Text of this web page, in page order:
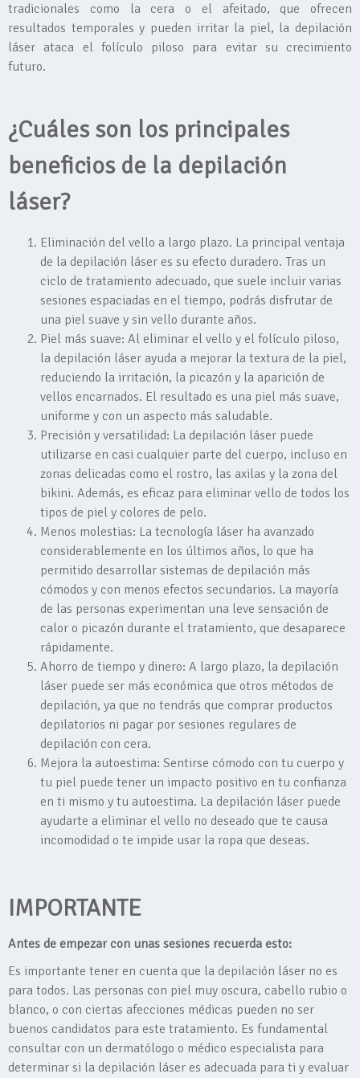
tradicionales como la cera o el afeitado, que ofrecen
resultados temporales y pueden irritar la piel, la depilación
láser ataca el folículo piloso para evitar su crecimiento
futuro.
¿Cuáles son los principales
beneficios de la depilación
láser?
Eliminación del vello a largo plazo. La principal ventaja
de la depilación láser es su efecto duradero. Tras un
ciclo de tratamiento adecuado, que suele incluir varias
sesiones espaciadas en el tiempo, podrás disfrutar de
una piel suave y sin vello durante años.
Piel más suave: Al eliminar el vello y el folículo piloso,
la depilación láser ayuda a mejorar la textura de la piel,
reduciendo la irritación, la picazón y la aparición de
vellos encarnados. El resultado es una piel más suave,
uniforme y con un aspecto más saludable.
Precisión y versatilidad: La depilación láser puede
utilizarse en casi cualquier parte del cuerpo, incluso en
zonas delicadas como el rostro, las axilas y la zona del
bikini. Además, es eficaz para eliminar vello de todos los
tipos de piel y colores de pelo.
Menos molestias: La tecnología láser ha avanzado
considerablemente en los últimos años, lo que ha
permitido desarrollar sistemas de depilación más
cómodos y con menos efectos secundarios. La mayoría
de las personas experimentan una leve sensación de
calor o picazón durante el tratamiento, que desaparece
rápidamente.
Ahorro de tiempo y dinero: A largo plazo, la depilación
láser puede ser más económica que otros métodos de
depilación, ya que no tendrás que comprar productos
depilatorios ni pagar por sesiones regulares de
depilación con cera.
Mejora la autoestima: Sentirse cómodo con tu cuerpo y
tu piel puede tener un impacto positivo en tu confianza
en ti mismo y tu autoestima. La depilación láser puede
ayudarte a eliminar el vello no deseado que te causa
incomodidad o te impide usar la ropa que deseas.
IMPORTANTE
Antes de empezar con unas sesiones recuerda esto:
Es importante tener en cuenta que la depilación láser no es
para todos. Las personas con piel muy oscura, cabello rubio o
blanco, o con ciertas afecciones médicas pueden no ser
buenos candidatos para este tratamiento. Es fundamental
consultar con un dermatólogo o médico especialista para
determinar si la depilación láser es adecuada para ti y evaluar